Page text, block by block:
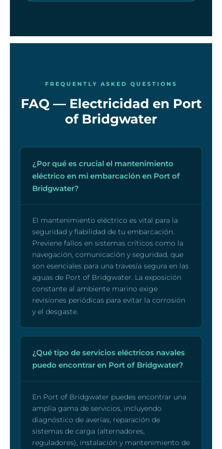
FREQUENTLY ASKED QUESTIONS
FAQ — Electricidad en Port
of Bridgwater
¿Por qué es crucial el mantenimiento
eléctrico en mi embarcación en Port of
Bridgwater?
El mantenimiento eléctrico es vital para la
seguridad y fiabilidad de tu embarcación.
Previene fallos en sistemas críticos como la
navegación, comunicación y seguridad, que
son esenciales para una travesía segura en las
aguas de Port of Bridgwater. La exposición
constante al ambiente marino exige
revisiones periódicas para evitar la corrosión
y el desgaste.
¿Qué tipo de servicios eléctricos navales
puedo encontrar en Port of Bridgwater?
En Port of Bridgwater puedes encontrar una
amplia gama de servicios, incluyendo
diagnóstico de averías, reparación de
sistemas de carga (alternadores,
reguladores), instalación y mantenimiento de